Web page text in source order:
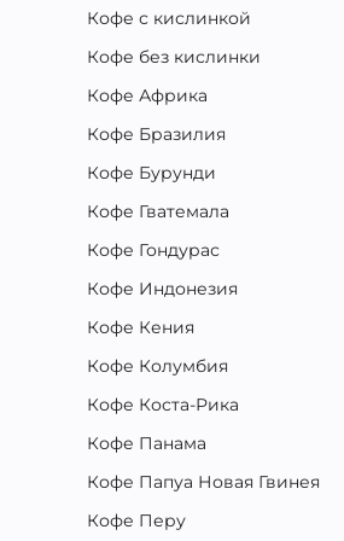
Кофе с кислинкой
Кофе без кислинки
Кофе Африка
Кофе Бразилия
Кофе Бурунди
Кофе Гватемала
Кофе Гондурас
Кофе Индонезия
Кофе Кения
Кофе Колумбия
Кофе Коста-Рика
Кофе Панама
Кофе Папуа Новая Гвинея
Кофе Перу